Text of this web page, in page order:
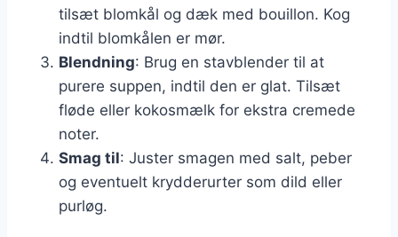
tilsæt blomkål og dæk med bouillon. Kog
indtil blomkålen er mør.
Blendning: Brug en stavblender til at
purere suppen, indtil den er glat. Tilsæt
fløde eller kokosmælk for ekstra cremede
noter.
Smag til: Juster smagen med salt, peber
og eventuelt krydderurter som dild eller
purløg.